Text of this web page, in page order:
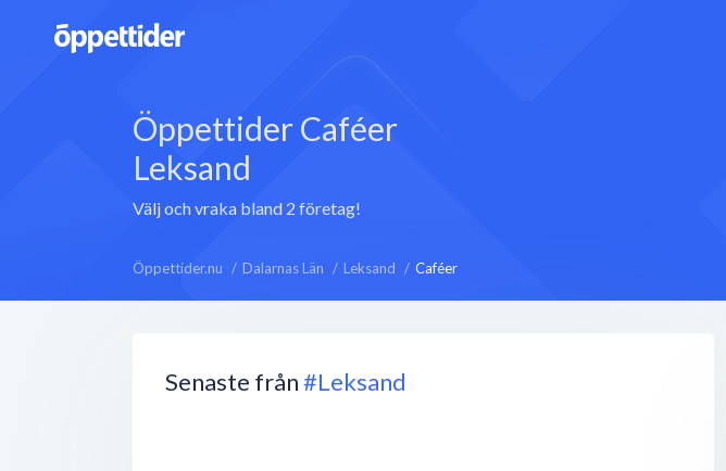
Öppettider Caféer
Leksand
Välj och vraka bland 2 företag!
Öppettider.nu Dalarnas Län Leksand Caféer
Senaste från#Leksand